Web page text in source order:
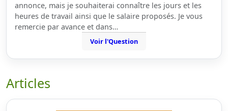
annonce, mais je souhaiterai connaître les jours et les
heures de travail ainsi que le salaire proposés. Je vous
remercie par avance et dans…
Voir l'Question
Articles